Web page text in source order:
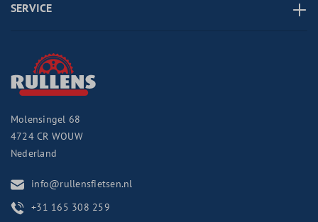
SERVICE
Molensingel 68
4724 CR WOUW
Nederland
info@rullensfietsen.nl
+31 165 308 259